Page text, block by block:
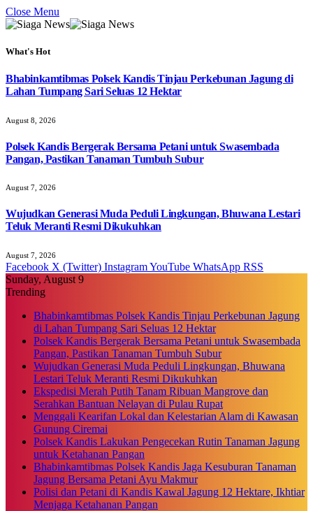
Close Menu
What's Hot
Bhabinkamtibmas Polsek Kandis Tinjau Perkebunan Jagung di
Lahan Tumpang Sari Seluas 12 Hektar
August 8, 2026
Polsek Kandis Bergerak Bersama Petani untuk Swasembada
Pangan, Pastikan Tanaman Tumbuh Subur
August 7, 2026
Wujudkan Generasi Muda Peduli Lingkungan, Bhuwana Lestari
Teluk Meranti Resmi Dikukuhkan
August 7, 2026
Facebook X (Twitter) InstagramYouTube WhatsApp RSS
Sunday, August 9
Trending
Bhabinkamtibmas Polsek Kandis Tinjau Perkebunan Jagung
di Lahan Tumpang Sari Seluas 12 Hektar
Polsek Kandis Bergerak Bersama Petani untuk Swasembada
Pangan, Pastikan Tanaman Tumbuh Subur
Wujudkan Generasi Muda Peduli Lingkungan, Bhuwana
Lestari Teluk Meranti Resmi Dikukuhkan
Ekspedisi Merah Putih Tanam Ribuan Mangrove dan
Serahkan Bantuan Nelayan di Pulau Rupat
Menggali Kearifan Lokal dan Kelestarian Alam di Kawasan
Gunung Ciremai
Polsek Kandis Lakukan Pengecekan Rutin Tanaman Jagung
untuk Ketahanan Pangan
Bhabinkamtibmas Polsek Kandis Jaga Kesuburan Tanaman
Jagung Bersama Petani Ayu Makmur
Polisi dan Petani di Kandis Kawal Jagung 12 Hektare, Ikhtiar
Menjaga Ketahanan Pangan